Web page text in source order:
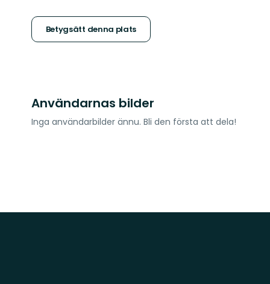
stjärnor
Betygsätt denna plats
Användarnas bilder
Inga användarbilder ännu. Bli den första att dela!